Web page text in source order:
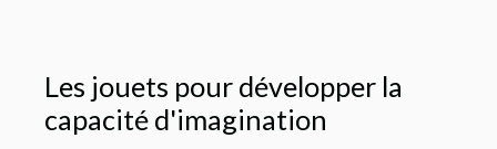
Les jouets pour développer la
capacité d'imagination